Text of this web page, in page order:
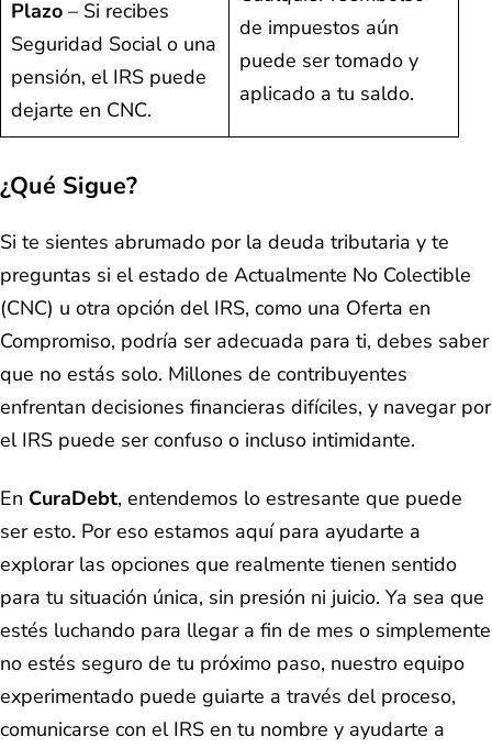
Plazo – Si recibes
Seguridad Social o una
pensión, el IRS puede
dejarte en CNC.
de impuestos aún
puede ser tomado y
aplicado a tu saldo.
¿Qué Sigue?
Si te sientes abrumado por la deuda tributaria y te
preguntas si el estado de Actualmente No Colectible
(CNC) u otra opción del IRS, como una Oferta en
Compromiso, podría ser adecuada para ti, debes saber
que no estás solo. Millones de contribuyentes
enfrentan decisiones financieras difíciles, y navegar por
el IRS puede ser confuso o incluso intimidante.
En CuraDebt, entendemos lo estresante que puede
ser esto. Por eso estamos aquí para ayudarte a
explorar las opciones que realmente tienen sentido
para tu situación única, sin presión ni juicio. Ya sea que
estés luchando para llegar a fin de mes o simplemente
no estés seguro de tu próximo paso, nuestro equipo
experimentado puede guiarte a través del proceso,
comunicarse con el IRS en tu nombre y ayudarte a